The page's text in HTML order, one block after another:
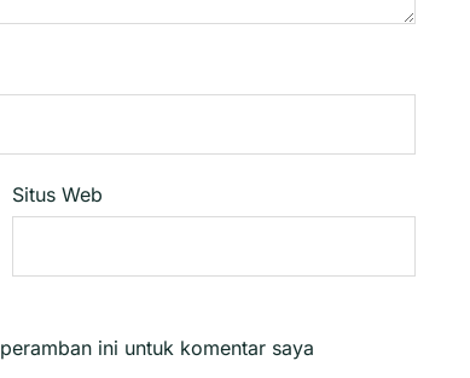
Situs Web
ini untuk komentar saya